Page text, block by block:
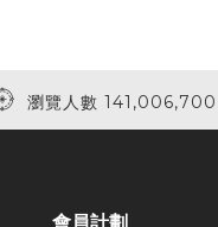
瀏覽人數 141,006,700